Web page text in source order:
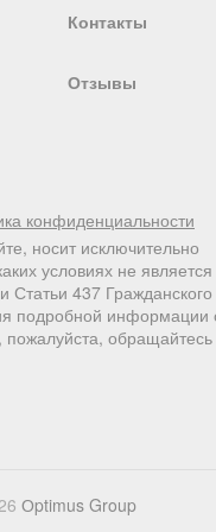
Контакты
Отзывы
конфиденциальности
носит исключительно
условиях не
437 Гражданского
подробной информации
пожалуйста,
Оptimus Group